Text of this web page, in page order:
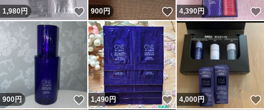
1,980円 いいね！
900円 いいね！
4,390円
900円 いいね！
1,490円 いいね！
4,000円